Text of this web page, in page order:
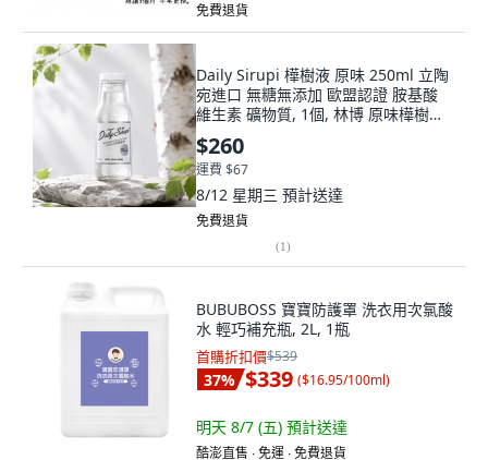
免費退貨
Daily Sirupi 樺樹液 原味 250ml 立陶
宛進口 無糖無添加 歐盟認證 胺基酸
維生素 礦物質, 1個, 林博 原味樺樹液
250ml 立陶宛
$260
運費 $67
8/12 星期三 預計送達
免費退貨
(1)
BUBUBOSS 寶寶防護罩 洗衣用次氯酸
水 輕巧補充瓶, 2L, 1瓶
首購折扣價$539
37% $339 ($16.95/100ml)
明天 8/7 (五) 預計送達
酷澎直售 ∙ 免運 ∙ 免費退貨